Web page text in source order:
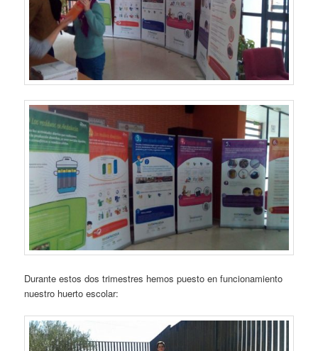
Durante estos dos trimestres hemos puesto en funcionamiento
nuestro huerto escolar: